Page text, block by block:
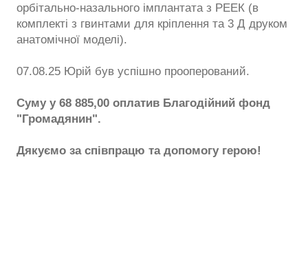
орбітально-назального імплантата з РЕЕК (в
комплекті з гвинтами для кріплення та 3 Д друком
анатомічної моделі).
07.08.25 Юрій був успішно прооперований.
Суму у 68 885,00 оплатив Благодійний фонд
"Громадянин".
Дякуємо за співпрацю та допомогу герою!